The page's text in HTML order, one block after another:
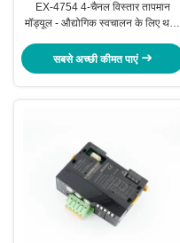
EX-4754 4-चैनल विस्तार तापमान
मॉड्यूल - औद्योगिक स्वचालन के लिए थर्मल
सबसे अच्छी कीमत पाएं